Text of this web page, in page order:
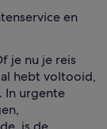
en
je nu je reis
hebt voltooid,
In urgente